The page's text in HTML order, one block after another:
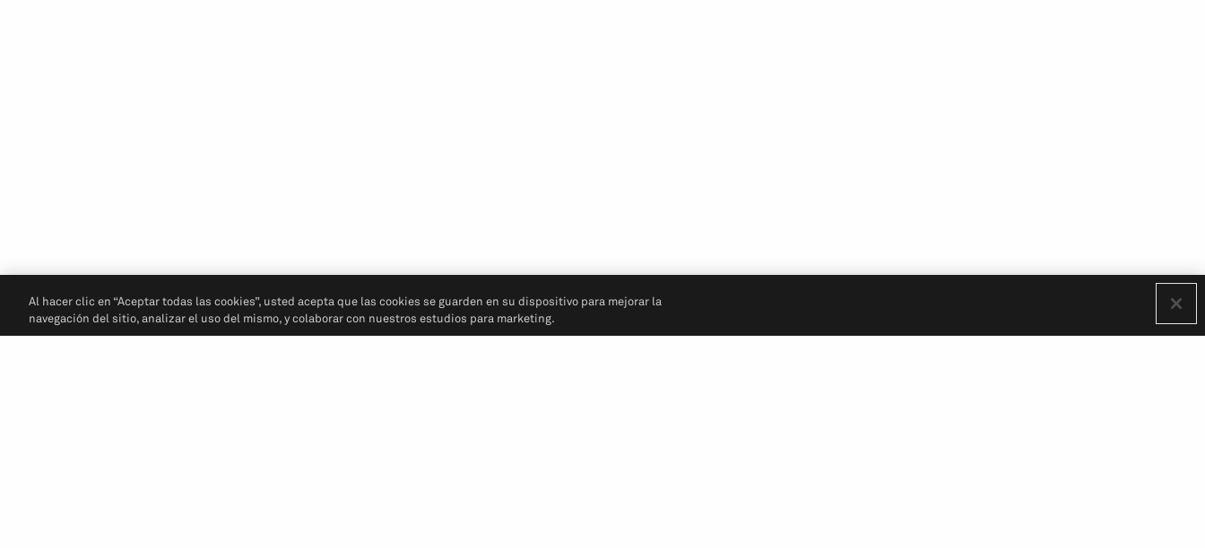
Al hacer clic en “Aceptar todas las cookies”, usted acepta que las cookies se guarden en su dispositivo para mejorar la
navegación del sitio, analizar el uso del mismo, y colaborar con nuestros estudios para marketing.